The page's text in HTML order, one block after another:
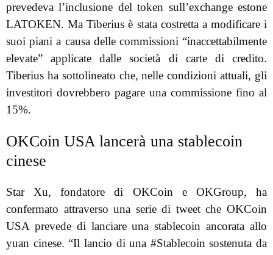
prevedeva l’inclusione del token sull’exchange estone
LATOKEN. Ma Tiberius è stata costretta a modificare i
suoi piani a causa delle commissioni “inaccettabilmente
elevate” applicate dalle società di carte di credito.
Tiberius ha sottolineato che, nelle condizioni attuali, gli
investitori dovrebbero pagare una commissione fino al
15%.
OKCoin USA lancerà una stablecoin
cinese
Star Xu, fondatore di OKCoin e OKGroup, ha
confermato attraverso una serie di tweet che OKCoin
USA prevede di lanciare una stablecoin ancorata allo
yuan cinese. “Il lancio di una #Stablecoin sostenuta da